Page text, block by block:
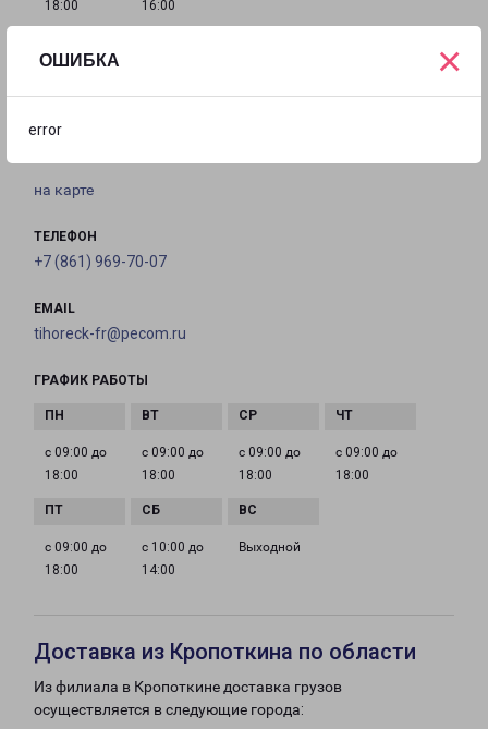
ОШИБКА
error
×
18:00 16:00
92/10
на карте
ТЕЛЕФОН
+7 (861) 969-70-07
EMAIL
tihoreck-fr@pecom.ru
ГРАФИК РАБОТЫ
с 09:00 до
18:00
с 09:00 до
18:00
с 09:00 до
18:00
с 09:00 до
18:00
с 09:00 до
18:00
с 10:00 до
14:00
Выходной
Доставка из Кропоткина по области
Из филиала в Кропоткине доставка грузов
осуществляется в следующие города: